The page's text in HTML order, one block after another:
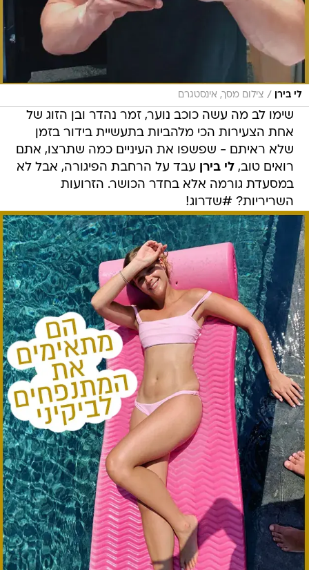
לי בירן / צילום מסך, אינסטגרם
שימו לב מה עשה כוכב נוער, זמר נהדר ובן הזוג של
אחת הצעירות הכי מלהביות בתעשיית בידור בזמן
שלא ראיתם - שפשפו את העיניים כמה שתרצו, אתם
רואים טוב,לי בירן עבד על הרחבת הפיגורה, אבל לא
במסעדת גורמה אלא בחדר הכושר. הזרועות
השריריות? #שדרוג!